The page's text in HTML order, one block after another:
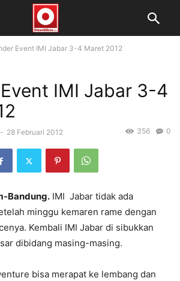
Event IMI Jabar 3-4 Maret 2012
IMI Jabar 3-4
- 28 Februari 2012 0
356
Bandung. IMI Jabar tidak ada
minggu kemaren rame dengan
Kembali IMI Jabar di sibukkan
dibidang masing-masing.
bisa merapat ke lembang dan